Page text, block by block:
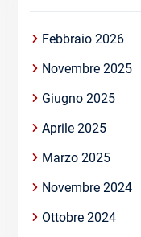
Febbraio 2026
Novembre 2025
Giugno 2025
Aprile 2025
Marzo 2025
Novembre 2024
Ottobre 2024